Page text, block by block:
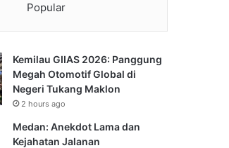
Popular
Kemilau GIIAS 2026: Panggung
Megah Otomotif Global di
Negeri Tukang Maklon
2 hours ago
Medan: Anekdot Lama dan
Kejahatan Jalanan